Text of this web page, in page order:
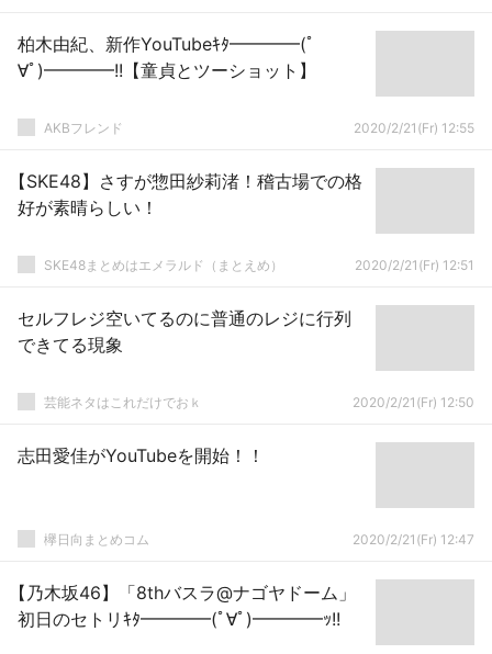
柏木由紀、新作YouTubeｷﾀ━━━━(ﾟ
∀ﾟ)━━━━!!【童貞とツーショット】
AKBフレンド 2020/2/21(Fr) 12:55
【SKE48】さすが惣田紗莉渚！稽古場での格
好が素晴らしい！
SKE48まとめはエメラルド（まとえめ） 2020/2/21(Fr) 12:51
セルフレジ空いてるのに普通のレジに行列
できてる現象
芸能ネタはこれだけでおｋ 2020/2/21(Fr) 12:50
志田愛佳がYouTubeを開始！！
欅日向まとめコム 2020/2/21(Fr) 12:47
【乃木坂46】「8thバスラ@ナゴヤドーム」
初日のセトリｷﾀ━━━━(ﾟ∀ﾟ)━━━━ｯ!!